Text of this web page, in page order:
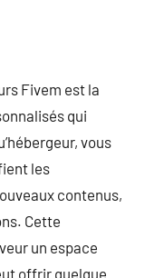
Fivem est la
qui
vous
les
contenus,
Cette
un espace
offrir quelque